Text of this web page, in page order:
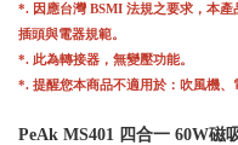
*. 因應台灣 BSMI 法規之要求，本
插頭與電器規範。
*. 此為轉接器，無變壓功能。
*. 提醒您本商品不適用於：吹風機、
PeAk MS401 四合一 60W磁